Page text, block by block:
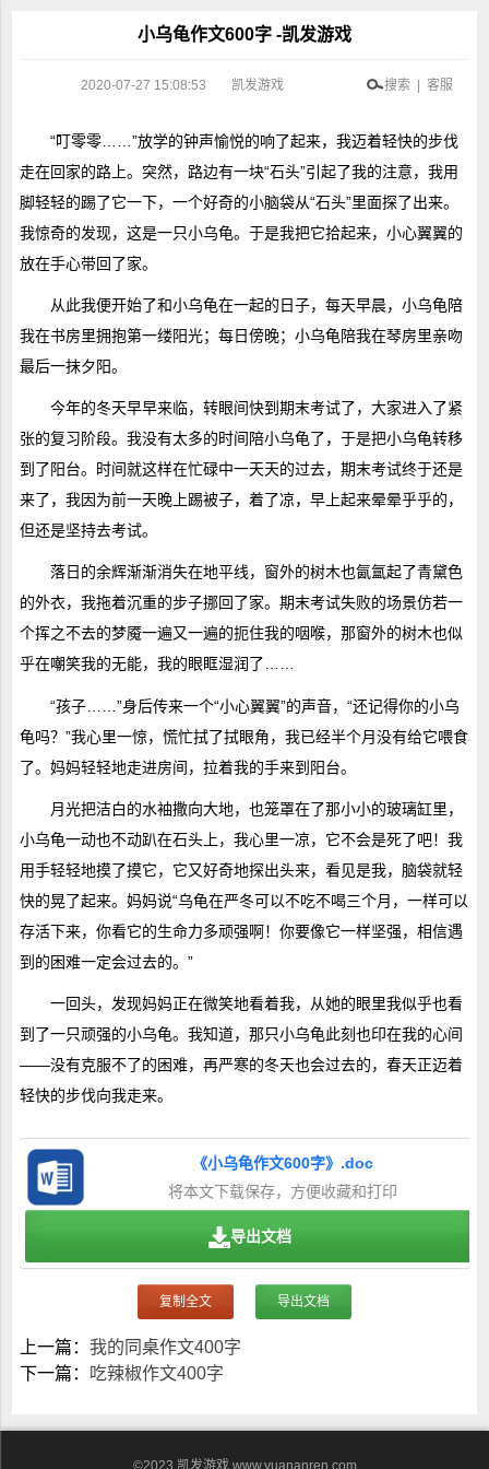
小乌龟作文600字 -凯发游戏
2020-07-27 15:08:53 凯发游戏 搜索 | 客服
“叮零零……”放学的钟声愉悦的响了起来，我迈着轻快的步伐
走在回家的路上。突然，路边有一块“石头”引起了我的注意，我用
脚轻轻的踢了它一下，一个好奇的小脑袋从“石头”里面探了出来。
我惊奇的发现，这是一只小乌龟。于是我把它拾起来，小心翼翼的
放在手心带回了家。
从此我便开始了和小乌龟在一起的日子，每天早晨，小乌龟陪
我在书房里拥抱第一缕阳光；每日傍晚；小乌龟陪我在琴房里亲吻
最后一抹夕阳。
今年的冬天早早来临，转眼间快到期末考试了，大家进入了紧
张的复习阶段。我没有太多的时间陪小乌龟了，于是把小乌龟转移
到了阳台。时间就这样在忙碌中一天天的过去，期末考试终于还是
来了，我因为前一天晚上踢被子，着了凉，早上起来晕晕乎乎的，
但还是坚持去考试。
落日的余辉渐渐消失在地平线，窗外的树木也氤氲起了青黛色
的外衣，我拖着沉重的步子挪回了家。期末考试失败的场景仿若一
个挥之不去的梦魇一遍又一遍的扼住我的咽喉，那窗外的树木也似
乎在嘲笑我的无能，我的眼眶湿润了……
“孩子……”身后传来一个“小心翼翼”的声音，“还记得你的小乌
龟吗？”我心里一惊，慌忙拭了拭眼角，我已经半个月没有给它喂食
了。妈妈轻轻地走进房间，拉着我的手来到阳台。
月光把洁白的水袖撒向大地，也笼罩在了那小小的玻璃缸里，
小乌龟一动也不动趴在石头上，我心里一凉，它不会是死了吧！我
用手轻轻地摸了摸它，它又好奇地探出头来，看见是我，脑袋就轻
快的晃了起来。妈妈说“乌龟在严冬可以不吃不喝三个月，一样可以
存活下来，你看它的生命力多顽强啊！你要像它一样坚强，相信遇
到的困难一定会过去的。”
一回头，发现妈妈正在微笑地看着我，从她的眼里我似乎也看
到了一只顽强的小乌龟。我知道，那只小乌龟此刻也印在我的心间
——没有克服不了的困难，再严寒的冬天也会过去的，春天正迈着
轻快的步伐向我走来。
《小乌龟作文600字》.doc
将本文下载保存，方便收藏和打印
导出文档
复制全文 导出文档
上一篇： 我的同桌作文400字
下一篇：
吃辣椒作文400字
©2023 凯发游戏www.yuananren.com